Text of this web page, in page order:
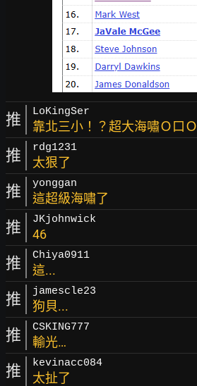
推 LoKingSer
靠北三小！？超大海嘯Ｏ口Ｏ
推 rdg1231
太狠了
推 yonggan
這超級海嘯了
推 JKjohnwick
46
推 Chiya0911
這...
推 jamescle23
狗貝...
推 CSKING777
輸光…
推 kevinacc084
太扯了